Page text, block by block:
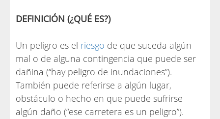
DEFINICIÓN (¿QUÉ ES?)
Un peligro es el riesgo de que suceda algún
mal o de alguna contingencia que puede ser
dañina (“hay peligro de inundaciones”).
También puede referirse a algún lugar,
obstáculo o hecho en que puede sufrirse
algún daño (“ese carretera es un peligro”).